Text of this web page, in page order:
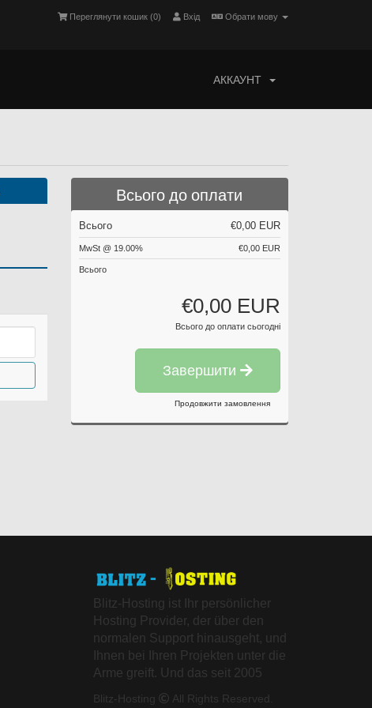
Обрати мову
Вхід
Переглянути кошик (0)
АККАУНТ
Всього до оплати
Всього €0,00 EUR
MwSt @ 19.00% €0,00 EUR
Всього
€0,00 EUR
Всього до оплати сьогодні
Завершити
Продовжити замовлення
Blitz-Hosting ist Ihr persönlicher
Hosting Provider, der über den
normalen Support hinausgeht, und
Ihnen bei Ihren Projekten unter die
Arme greift. Und das seit 2005
Blitz-Hosting All Rights Reserved.